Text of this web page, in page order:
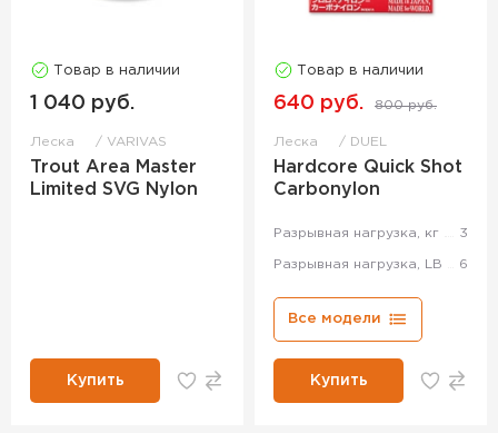
Товар в наличии
1 040 руб.
Леска VARIVAS
Trout Area Master
Limited SVG Nylon
Купить
Товар в наличии
640 руб. 800 руб.
Леска DUEL
Hardcore Quick Shot
Carbonylon
Разрывная нагрузка, кг 3
Разрывная нагрузка, LB 6
Все модели
Купить